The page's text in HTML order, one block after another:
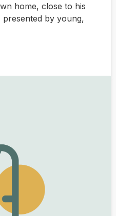
home, close to his
by young,